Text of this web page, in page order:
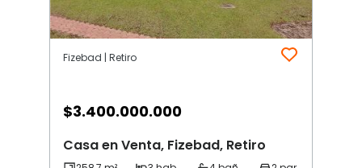
Fizebad | Retiro
$3.400.000.000
Casa en Venta, Fizebad, Retiro